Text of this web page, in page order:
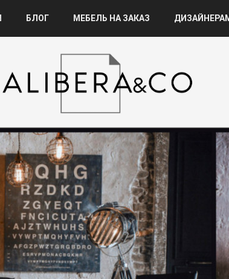
БЛОГ МЕБЕЛЬ НА ЗАКАЗ